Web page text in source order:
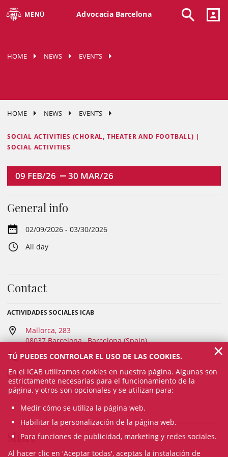
MENÚ Advocacia Barcelona
HOME NEWS EVENTS
HOME NEWS EVENTS
SOCIAL ACTIVITIES (CHORAL, THEATER AND FOOTBALL) |
SOCIAL ACTIVITIES
09 FEB/26 30 MAR/26
General info
02/09/2026 - 03/30/2026
All day
Contact
ACTIVIDADES SOCIALES ICAB
Mallorca, 283
08037 Barcelona , Barcelona (Spain)
93 601 13 31 / 93 496 18 80
activitatssocials@icab.cat
Share
TÚ PUEDES CONTROLAR EL USO DE LAS COOKIES.
En el ICAB utilizamos cookies en nuestra página. Algunas son
estrictamente necesarias para el funcionamiento de la
página, y otros son opcionales y se utilizan para:
Medir cómo se utiliza la página web.
Habilitar la personalización de la página web.
Para funciones de publicidad, marketing y redes sociales.
Al hacer clic en 'Aceptar todas', aceptas la instalación de
×